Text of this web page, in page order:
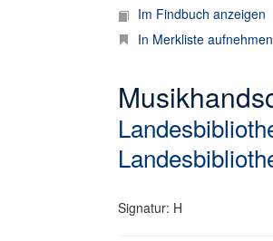
Im Findbuch anzeigen
In Merkliste aufnehmen
Signatur: H